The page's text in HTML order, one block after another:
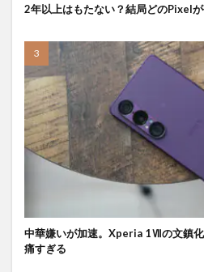
2年以上はもたない？結局どのPixel
中華嫌いが加速。Xperia 1Ⅶの文鎮
痛すぎる